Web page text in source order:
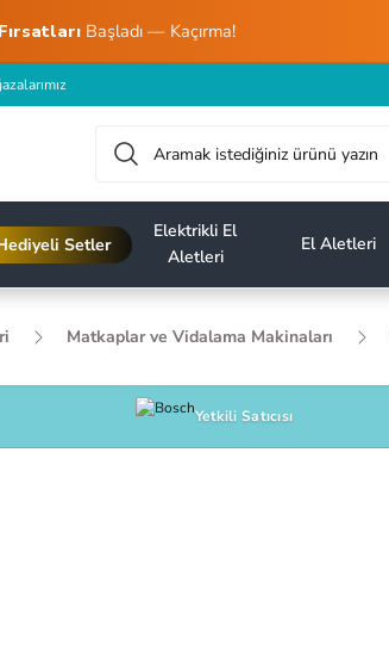
Başladı — Kaçırma!
Setler
Elektrikli El
Aletleri
El Aletleri
Matkaplar ve Vidalama Makinaları
Yetkili Satıcısı